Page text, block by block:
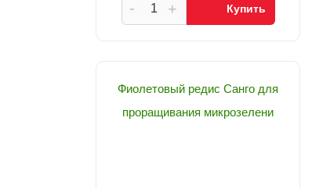
+
- Купить
Фиолетовый редис Санго для
проращивания микрозелени